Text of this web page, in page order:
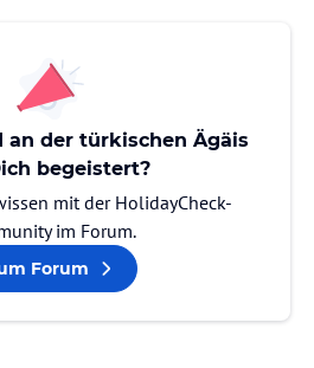
an der türkischen Ägäis
begeistert?
mit der HolidayCheck-
im Forum.
Forum